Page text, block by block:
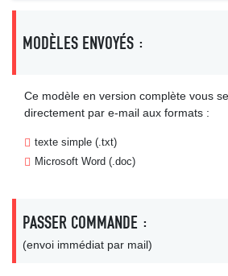
MODÈLES ENVOYÉS :
Ce modèle en version complète vous
directement par e-mail aux formats :
texte simple (.txt)
Microsoft Word (.doc)
PASSER COMMANDE :
(envoi immédiat par mail)